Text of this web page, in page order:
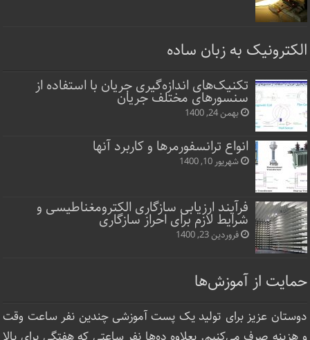
الکترونیک به زبان ساده
تکنیک‌های اندازه‌گیری جریان با استفاده از
سنسورهای مختلف جریان
بهمن 24, 1400
انواع ترانسفورمرها و کاربرد آنها
شهریور 10, 1400
فرآیند ارزیابی سازگاری الکترومغناطیسی و
شرایط لازم برای احراز سازگاری
فروردین 23, 1400
حمایت از آموزش‌ها
دوستان عزیز برای تولید یک پست آموزشی چندین نفر ساعت‌ وقت